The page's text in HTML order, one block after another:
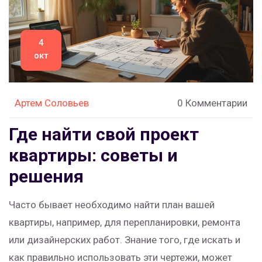
4
окт
Артем Соловьев 0 Комментарии
Где найти свой проект
квартиры: советы и
решения
Часто бывает необходимо найти план вашей
квартиры, например, для перепланировки, ремонта
или дизайнерских работ. Знание того, где искать и
как правильно использовать эти чертежи, может